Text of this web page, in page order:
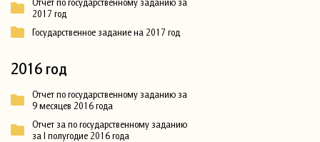
2017 год
Государственное задание на 2017 год
2016 год
Отчет по государственному заданию за
9 месяцев 2016 года
Отчет за по государственному заданию
за I полугодие 2016 года